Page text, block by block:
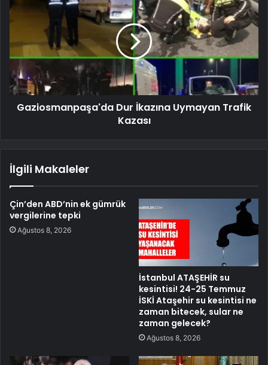
Gaziosmanpaşa'da Dur İkazına Uymayan Trafik
Kazası
İlgili Makaleler
Çin’den ABD’nin ek gümrük
vergilerine tepki
Ağustos 8, 2026
İstanbul ATAŞEHİR su
kesintisi! 24-25 Temmuz
İSKİ Ataşehir su kesintisi ne
zaman bitecek, sular ne
zaman gelecek?
Ağustos 8, 2026